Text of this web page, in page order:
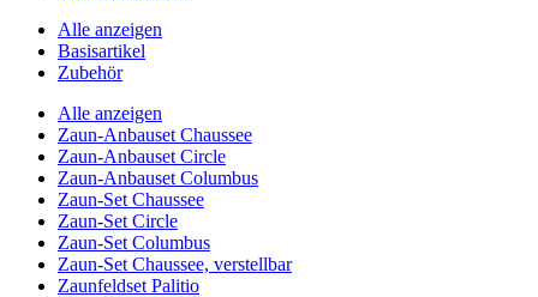
Alle anzeigen
Basisartikel
Zubehör
Alle anzeigen
Zaun-Anbauset Chaussee
Zaun-Anbauset Circle
Zaun-Anbauset Columbus
Zaun-Set Chaussee
Zaun-Set Circle
Zaun-Set Columbus
Zaun-Set Chaussee, verstellbar
Zaunfeldset Palitio